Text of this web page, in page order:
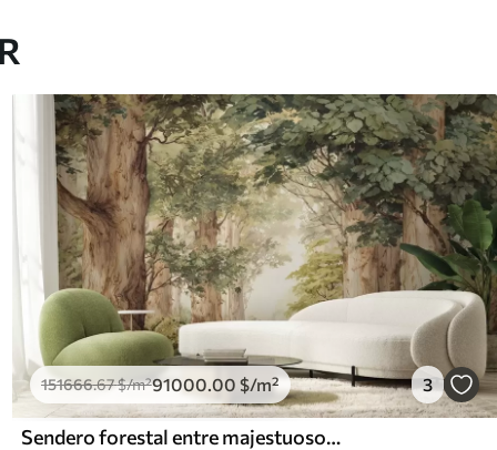
151666.67$/m²91000 .00 $/m² 3
Sendero forestal entre majestuosos árboles en estilo acuarela